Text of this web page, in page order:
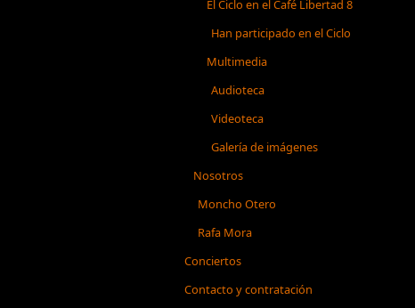
El Ciclo en el Café Libertad 8
Han participado en el Ciclo
Multimedia
Audioteca
Videoteca
Galería de imágenes
Nosotros
Moncho Otero
Rafa Mora
Conciertos
Contacto y contratación